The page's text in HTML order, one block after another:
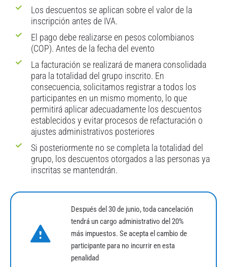
Los descuentos se aplican sobre el valor de la
inscripción antes de IVA.
El pago debe realizarse en pesos colombianos
(COP). Antes de la fecha del evento
La facturación se realizará de manera consolidada
para la totalidad del grupo inscrito. En
consecuencia, solicitamos registrar a todos los
participantes en un mismo momento, lo que
permitirá aplicar adecuadamente los descuentos
establecidos y evitar procesos de refacturación o
ajustes administrativos posteriores
Si posteriormente no se completa la totalidad del
grupo, los descuentos otorgados a las personas ya
inscritas se mantendrán.
Después del 30 de junio, toda cancelación
tendrá un cargo administrativo del 20%
más impuestos. Se acepta el cambio de
participante para no incurrir en esta
penalidad